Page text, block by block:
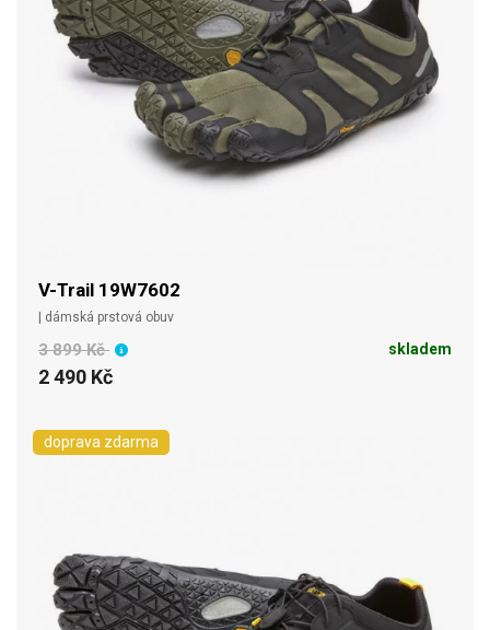
V-Trail 19W7602
| dámská prstová obuv
3 899 Kč
2 490 Kč
skladem
doprava zdarma